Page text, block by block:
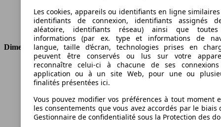
Transmission
Boîte manuelle
Type de traction
Traction avant
Dimensions
Longueur
3969 mm
Hauteur
1433 mm
Largeur
Empattement
2489 mm
Poids maximum
1575 kg
Charge maximale
478 kg
Les cookies, appareils ou identifiants en ligne
identifiants de connexion, identifiants assignés
aléatoire, identifiants réseau) ainsi que
informations (par ex. type et informations de
langue, taille d’écran, technologies prises en
peuvent être conservés ou lus sur votre
reconnaître celui-ci à chacune de ses
application ou à un site Web, pour une ou
finalités présentées ici.
Vous pouvez modifier vos préférences à tout moment
les consentements que vous avez accordés par le biais
Gestionnaire de confidentialité sous la Protection des